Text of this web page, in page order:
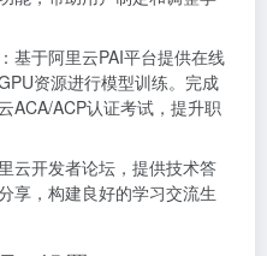
基于阿里云PAI平台提供在线
资源进行模型训练。完成
ACA/ACP认证考试，提升职
云开发者论坛，提供技术答
享，构建良好的学习交流生